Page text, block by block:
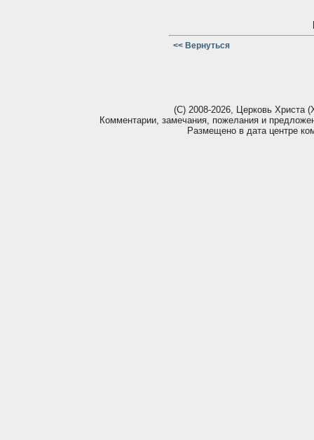
<< Вернуться
(С) 2008-2026, Церковь Христа
Комментарии, замечания, пожелания и
Размещено в дата центре